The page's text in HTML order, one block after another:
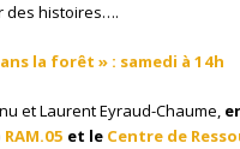
des histoires….
la forêt » : samedi à 14h
et Laurent Eyraud-Chaume,
RAM.05 et le Centre de